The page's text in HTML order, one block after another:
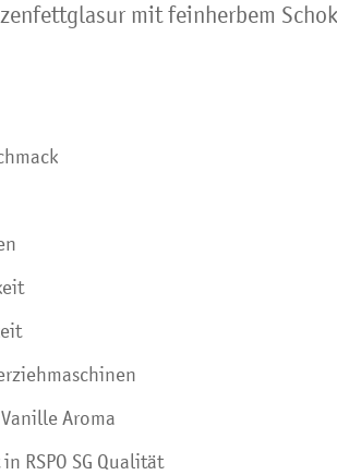
mit feinherbem
Aroma
RSPO SG Qualität